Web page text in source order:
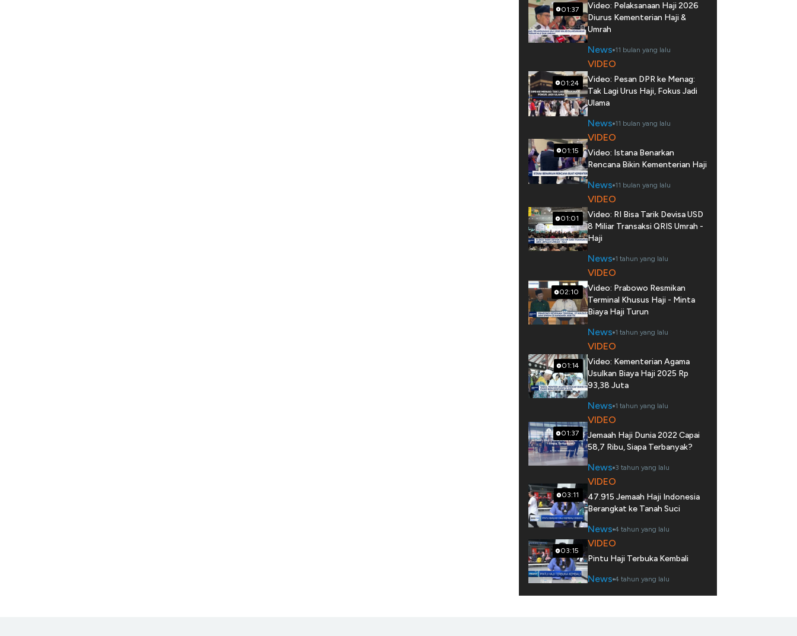
01:37
Video: Pelaksanaan Haji 2026
Diurus Kementerian Haji &
Umrah
News 11 bulan yang lalu
01:24
VIDEO
Video: Pesan DPR ke Menag:
Tak Lagi Urus Haji, Fokus Jadi
Ulama
News 11 bulan yang lalu
01:15
VIDEO
Video: Istana Benarkan
Rencana Bikin Kementerian Haji
News 11 bulan yang lalu
01:01
VIDEO
Video: RI Bisa Tarik Devisa USD
8 Miliar Transaksi QRIS Umrah -
Haji
News 1 tahun yang lalu
02:10
VIDEO
Video: Prabowo Resmikan
Terminal Khusus Haji - Minta
Biaya Haji Turun
News 1 tahun yang lalu
01:14
VIDEO
Video: Kementerian Agama
Usulkan Biaya Haji 2025 Rp
93,38 Juta
News 1 tahun yang lalu
01:37
VIDEO
Jemaah Haji Dunia 2022 Capai
58,7 Ribu, Siapa Terbanyak?
News 3 tahun yang lalu
03:11
VIDEO
47.915 Jemaah Haji Indonesia
Berangkat ke Tanah Suci
News 4 tahun yang lalu
03:15
VIDEO
Pintu Haji Terbuka Kembali
News 4 tahun yang lalu